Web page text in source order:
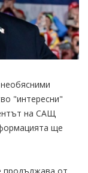
"интересни"
на САЩ
ще